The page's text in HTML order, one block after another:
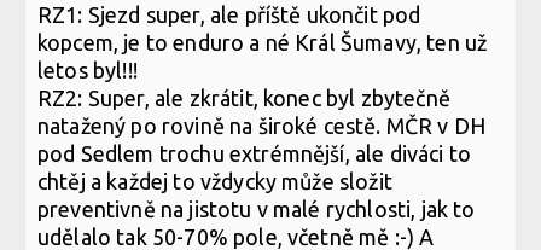
RZ1: Sjezd super, ale příště ukončit pod
kopcem, je to enduro a né Král Šumavy, ten už
letos byl!!!
RZ2: Super, ale zkrátit, konec byl zbytečně
natažený po rovině na široké cestě. MČR v DH
pod Sedlem trochu extrémnější, ale diváci to
chtěj a každej to vždycky může složit
preventivně na jistotu v malé rychlosti, jak to
udělalo tak 50-70% pole, včetně mě :-) A